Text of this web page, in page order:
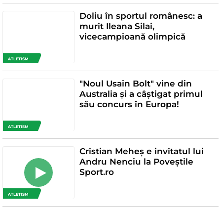
ATLETISM
Doliu în sportul românesc: a
murit Ileana Silai,
vicecampioană olimpică
ATLETISM
"Noul Usain Bolt" vine din
Australia și a câștigat primul
său concurs în Europa!
ATLETISM
Cristian Meheș e invitatul lui
Andru Nenciu la Poveștile
Sport.ro